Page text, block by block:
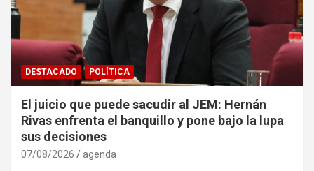
DESTACADO POLÍTICA
El juicio que puede sacudir al JEM: Hernán
Rivas enfrenta el banquillo y pone bajo la lupa
sus decisiones
07/08/2026 agenda